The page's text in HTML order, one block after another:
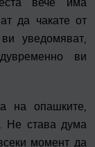
вече има
да чакате от
уведомяват,
ви
на опашките,
Не става дума
момент да